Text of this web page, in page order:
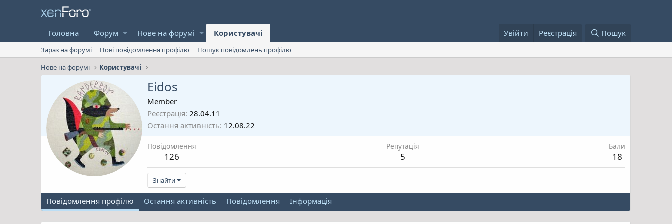
Головна Форум Нове на форумі Користувачі Увійти Реєстрація Пошук
Зараз на форумі Нові повідомлення профілю
Пошук повідомлень профілю
Нове на форумі
Користувачі
Eidos
Member
Реєстрація 28.04.11
Остання активність 12.08.22
Повідомлення
126
Репутація
5
Бали
18
Знайти
Повідомлення профілю Остання активність Повідомлення Інформація